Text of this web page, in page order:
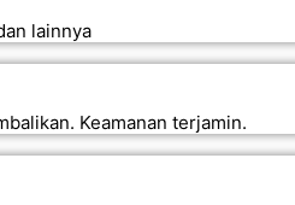
lainnya
Keamanan terjamin.